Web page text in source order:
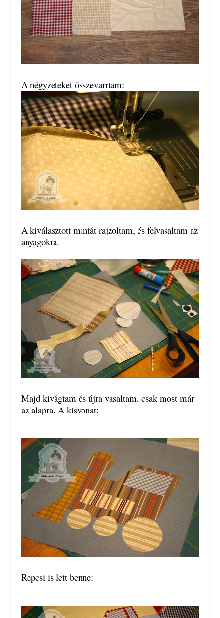
A négyzeteket összevarrtam:
A kiválasztott mintát rajzoltam, és felvasaltam az
anyagokra.
Majd kivágtam és újra vasaltam, csak most már
az alapra. A kisvonat:
Repcsi is lett benne: